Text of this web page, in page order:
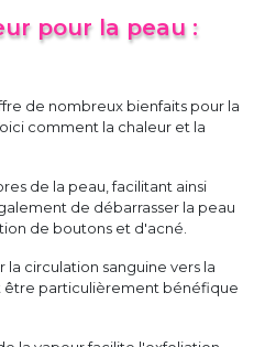
pour la peau :
de nombreux bienfaits pour la
comment la chaleur et la
de la peau, facilitant ainsi
de débarrasser la peau
de boutons et d'acné.
circulation sanguine vers la
être particulièrement bénéfique